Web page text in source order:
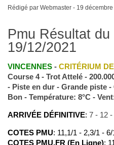
Rédigé par Webmaster - 19
Pmu Résultat
19/12/2021
VINCENNES- CRITÉRIUM
Course 4 - Trot Attelé -
- Piste en dur - Grande piste
Bon - Température: 8°C -
ARRIVÉE DÉFINITIVE: 7 - 12
COTES PMU: 11,1/1 - 2,3/1 -
COTES PMU.FR (En Ligne):